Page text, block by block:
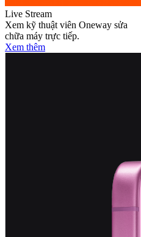
Live Stream
Xem kỹ thuật viên Oneway sửa
chữa máy trực tiếp.
Xem thêm